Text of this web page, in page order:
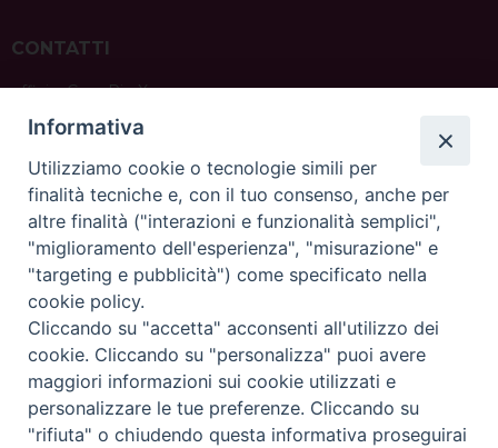
CONTATTI
ufficio: Casa Pio X
via Bonporti, 20 – 35141 Padova
tel: +39 351 619 2354
e mail:ufficiovocazionipadova@gmail.com
sede: Casa Sant'Andrea
via Valmarana, 20 – 35133 Padova
instagram:@casasantandreapadova
e mail:casasantandreapadova@gmail.com
Informativa
Utilizziamo cookie o tecnologie simili per
finalità tecniche e, con il tuo consenso, anche per
altre finalità ("interazioni e funzionalità semplici",
"miglioramento dell'esperienza", "misurazione" e
"targeting e pubblicità") come specificato nella
cookie policy.
Cliccando su "accetta" acconsenti all'utilizzo dei
cookie. Cliccando su "personalizza" puoi avere
maggiori informazioni sui cookie utilizzati e
personalizzare le tue preferenze. Cliccando su
"rifiuta" o chiudendo questa informativa proseguirai